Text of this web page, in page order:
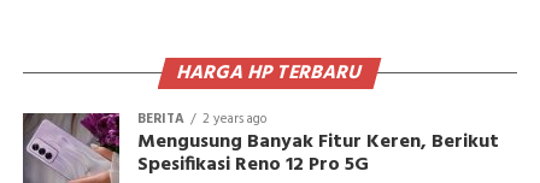
HARGA HP TERBARU
BERITA 2 years ago
Mengusung Banyak Fitur Keren, Berikut
Spesifikasi Reno 12 Pro 5G